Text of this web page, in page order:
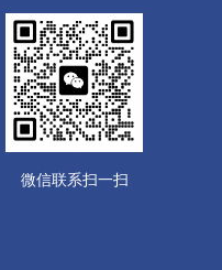
微信联系扫一扫